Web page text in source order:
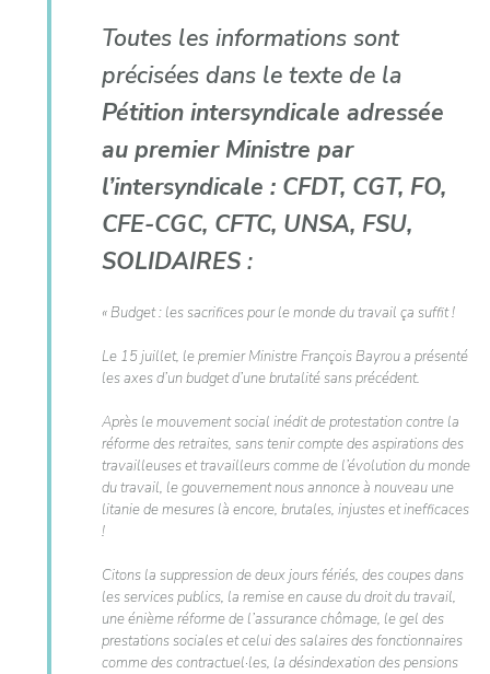
Toutes les informations sont
précisées dans le texte de la
Pétition intersyndicale adressée
au premier Ministre par
l’intersyndicale : CFDT, CGT, FO,
CFE-CGC, CFTC, UNSA, FSU,
SOLIDAIRES :
« Budget : les sacrifices pour le monde du travail ça suffit !
Le 15 juillet, le premier Ministre François Bayrou a présenté
les axes d’un budget d’une brutalité sans précédent.
Après le mouvement social inédit de protestation contre la
réforme des retraites, sans tenir compte des aspirations des
travailleuses et travailleurs comme de l’évolution du monde
du travail, le gouvernement nous annonce à nouveau une
litanie de mesures là encore, brutales, injustes et inefficaces
!
Citons la suppression de deux jours fériés, des coupes dans
les services publics, la remise en cause du droit du travail,
une énième réforme de l’assurance chômage, le gel des
prestations sociales et celui des salaires des fonctionnaires
comme des contractuel·les, la désindexation des pensions